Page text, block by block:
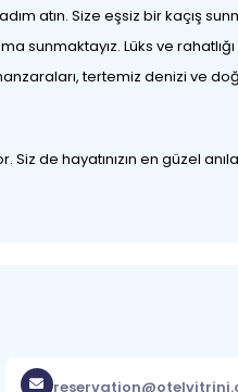
atın. Size eşsiz bir kaçış
sunmaktayız. Lüks ve
tertemiz denizi ve
de hayatınızın en güzel